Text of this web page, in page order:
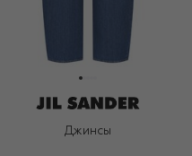
Джинсы